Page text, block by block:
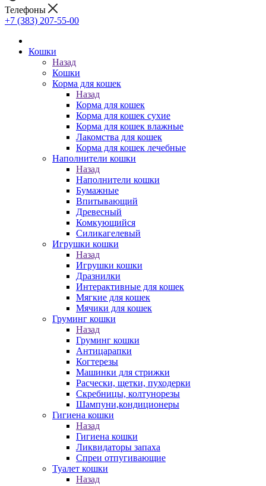
Телефоны
+7 (383) 207-55-00
Кошки
Назад
Кошки
Корма для кошек
Назад
Корма для кошек
Корма для кошек сухие
Корма для кошек влажные
Лакомства для кошек
Корма для кошек лечебные
Наполнители кошки
Назад
Наполнители кошки
Бумажные
Впитывающий
Древесный
Комкующийся
Силикагелевый
Игрушки кошки
Назад
Игрушки кошки
Дразнилки
Интерактивные для кошек
Мягкие для кошек
Мячики для кошек
Груминг кошки
Назад
Груминг кошки
Антицарапки
Когтерезы
Машинки для стрижки
Расчески, щетки, пуходерки
Скребницы, колтунорезы
Шампуни,кондиционеры
Гигиена кошки
Назад
Гигиена кошки
Ликвидаторы запаха
Спреи отпугивающие
Туалет кошки
Назад